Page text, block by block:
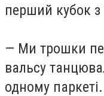
перший кубок з
— Ми трошки
вальсу
одному